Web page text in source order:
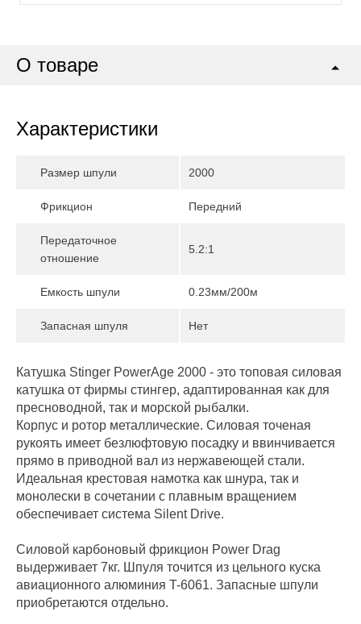
О товаре
Характеристики
Размер шпули 2000
Фрикцион Передний
Передаточное
отношение
5.2:1
Емкость шпули 0.23мм/200м
Запасная шпуля Нет
Катушка Stinger PowerAge 2000 - это топовая силовая
катушка от фирмы стингер, адаптированная как для
пресноводной, так и морской рыбалки.
Корпус и ротор металлические. Силовая точеная
рукоять имеет безлюфтовую посадку и ввинчивается
прямо в приводной вал из нержавеющей стали.
Идеальная крестовая намотка как шнура, так и
монолески в сочетании с плавным вращением
обеспечивает система Silent Drive.
Силовой карбоновый фрикцион Power Drag
выдерживает 7кг. Шпуля точится из цельного куска
авиационного алюминия T-6061. Запасные шпули
приобретаются отдельно.